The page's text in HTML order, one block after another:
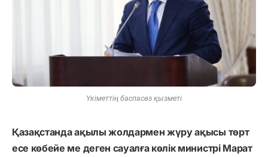
Үкіметтің баспасөз қызметі
Қазақстанда ақылы жолдармен жүру ақысы төрт
есе көбейе ме деген сауалға көлік министрі Марат